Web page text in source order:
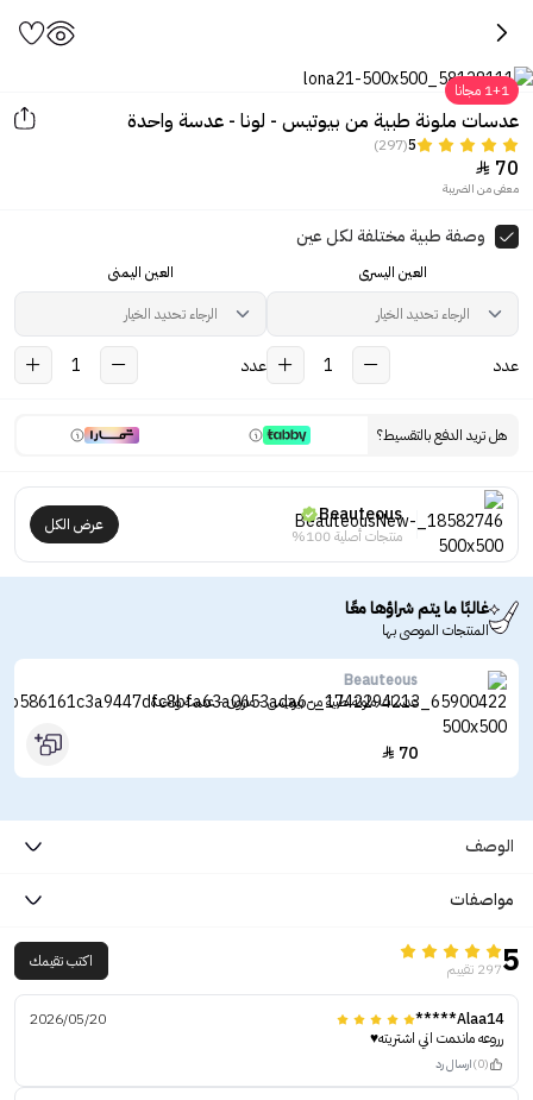
1+1 مجانا
اضغط لرؤية العين قبل وبعد ارتداء
العدسات
عدسات ملونة طبية من بيوتيس - لونا - عدسة واحدة
5
(297)
70

معفى من الضريبة
وصفة طبية مختلفة لكل عين
العين اليسرى
عدد 1
العين اليمنى
عدد 1
هل تريد الدفع بالتقسيط؟
Beauteous
منتجات أصلية 100%
عرض الكل
غالبًا ما يتم شراؤها معًا
المنتجات الموصى بها
Beauteous
عدسات ملونة طبية من بيوتيس - مارون - عدسة واحدة
70

الوصف
مواصفات
5297 تقييم اكتب تقيمك
Alaa14*****
2026/05/20
رروعه ماندمت اني اشتريته♥️
(0) ارسال رد